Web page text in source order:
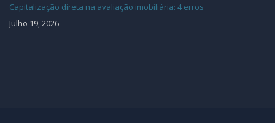
Capitalização direta na avaliação imobiliária: 4 erros
Julho 19, 2026